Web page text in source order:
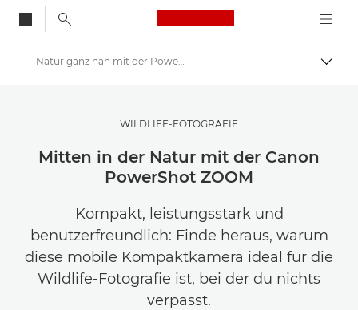
Canon Logo, back
Auf
Lasse dich inspirieren | Tipps zur Fotografie und zum Drucken sowie Kaufratgeber
Geschichten über Fotografie und Kreativität
Natur ganz nah mit der PowerShot ZOOM
WILDLIFE-FOTOGRAFIE
Mitten in der Natur mit der Canon
PowerShot ZOOM
Kompakt, leistungsstark und
benutzerfreundlich: Finde heraus, warum
diese mobile Kompaktkamera ideal für die
Wildlife-Fotografie ist, bei der du nichts
verpasst.